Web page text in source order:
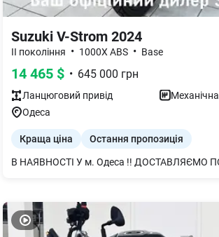
Suzuki V-Strom 2024
II покоління • 1000X ABS • Base
14 465 $ • 645 000 грн
Ланцюговий привід
Механічна
Одеса
Краща ціна Остання пропозиція